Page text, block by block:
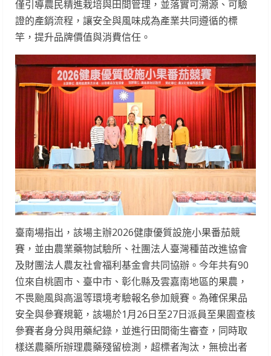
僅引導農民精進栽培與田間管理，並落實可溯源、可驗
證的產銷流程，讓安全與風味成為產業共同遵循的標
竿，提升品牌價值與消費信任。
臺南場指出，該場主辦2026健康優質設施小果番茄競
賽，並由農業藥物試驗所、社團法人臺灣種苗改進協會
及財團法人農友社會福利基金會共同協辦。今年共有90
位來自桃園市、臺中市、彰化縣及雲嘉南地區的果農，
不畏颱風與高溫等環境考驗報名參加競賽。為確保果品
安全與參賽規範，該場於1月26日至27日派員至果園查核
參賽者身分與用藥紀錄，並進行田間衛生審查，同時取
樣送農藥所辦理農藥殘留檢測，超標者淘汰，無檢出者